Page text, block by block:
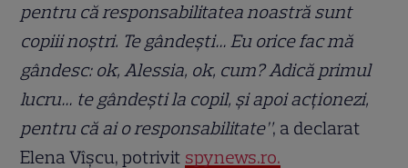
pentru că responsabilitatea noastră sunt
copiii noștri. Te gândești… Eu orice fac mă
gândesc: ok, Alessia, ok, cum? Adică primul
lucru… te gândești la copil, și apoi acționezi,
pentru că ai o responsabilitate”, a declarat
Elena Vîșcu, potrivit spynews.ro.